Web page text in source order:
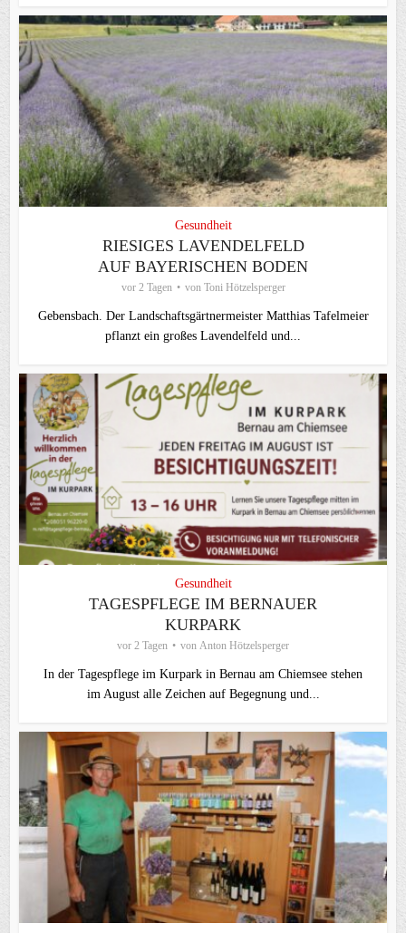
Gesundheit
RIESIGES LAVENDELFELD
AUF BAYERISCHEN BODEN
vor 2 Tagen von Toni Hötzelsperger
Gebensbach. Der Landschaftsgärtnermeister Matthias Tafelmeier
pflanzt ein großes Lavendelfeld und...
Gesundheit
TAGESPFLEGE IM BERNAUER
KURPARK
vor 2 Tagen von Anton Hötzelsperger
In der Tagespflege im Kurpark in Bernau am Chiemsee stehen
im August alle Zeichen auf Begegnung und...